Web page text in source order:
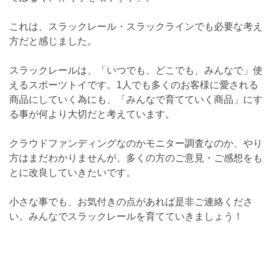
これは、スラックレール・スラックラインでも必要な考え
方だと感じました。
スラックレールは、「いつでも、どこでも、みんなで」使
えるスポーツトイです。1人でも多くのお客様に愛される
商品にしていく為にも、「みんなで育てていく商品」にす
る事が何より大切だと考えています。
クラウドファンディングなのかモニター調査なのか、やり
方はまだわかりませんが、多くの方のご意見・ご感想をも
とに改良していきたいです。
小さな事でも、お気付きの点があれば是非ご連絡くださ
い。みんなでスラックレールを育てていきましょう！